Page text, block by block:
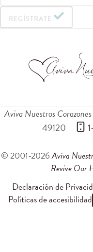
REGÍSTRATE
Aviva Nuestros Corazones
49120
© 2001-2026Aviva
Revive Our
Declaración de
Políticas de accesibilidad